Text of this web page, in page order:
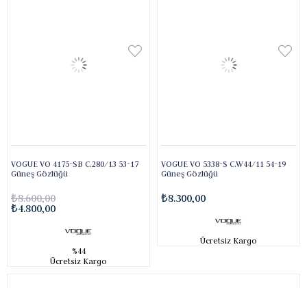
VOGUE VO 4175-SB C.280/13 53-17
Güneş Gözlüğü
₺4.800,00
₺8.600,00
%44
Ücretsiz Kargo
VOGUE VO 5338-S C.W44/11 54-19
Güneş Gözlüğü
₺8.300,00
Ücretsiz Kargo